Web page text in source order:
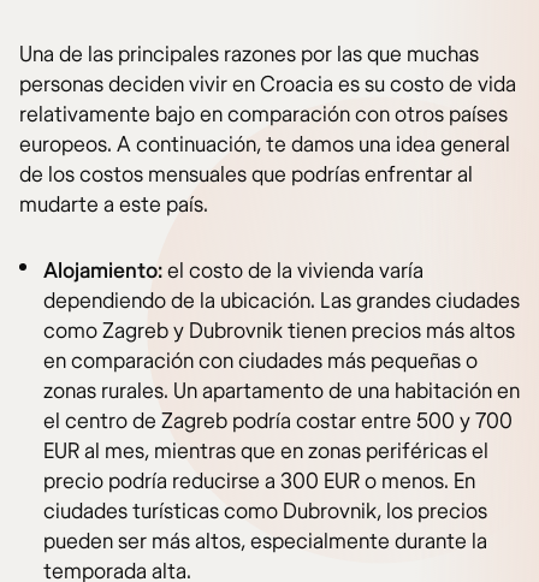
Una de las principales razones por las que muchas
personas deciden vivir en Croacia es su costo de vida
relativamente bajo en comparación con otros países
europeos. A continuación, te damos una idea general
de los costos mensuales que podrías enfrentar al
mudarte a este país.
Alojamiento:el costo de la vivienda varía
dependiendo de la ubicación. Las grandes ciudades
como Zagreb y Dubrovnik tienen precios más altos
en comparación con ciudades más pequeñas o
zonas rurales. Un apartamento de una habitación en
el centro de Zagreb podría costar entre 500 y 700
EUR al mes, mientras que en zonas periféricas el
precio podría reducirse a 300 EUR o menos. En
ciudades turísticas como Dubrovnik, los precios
pueden ser más altos, especialmente durante la
temporada alta.